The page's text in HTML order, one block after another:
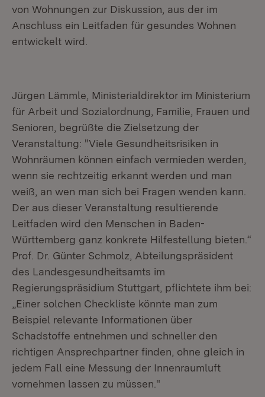
von Wohnungen zur Diskussion, aus der im
Anschluss ein Leitfaden für gesundes Wohnen
entwickelt wird.
Jürgen Lämmle, Ministerialdirektor im Ministerium
für Arbeit und Sozialordnung, Familie, Frauen und
Senioren, begrüßte die Zielsetzung der
Veranstaltung: "Viele Gesundheitsrisiken in
Wohnräumen können einfach vermieden werden,
wenn sie rechtzeitig erkannt werden und man
weiß, an wen man sich bei Fragen wenden kann.
Der aus dieser Veranstaltung resultierende
Leitfaden wird den Menschen in Baden-
Württemberg ganz konkrete Hilfestellung bieten.“
Prof. Dr. Günter Schmolz, Abteilungspräsident
des Landesgesundheitsamts im
Regierungspräsidium Stuttgart, pflichtete ihm bei:
„Einer solchen Checkliste könnte man zum
Beispiel relevante Informationen über
Schadstoffe entnehmen und schneller den
richtigen Ansprechpartner finden, ohne gleich in
jedem Fall eine Messung der Innenraumluft
vornehmen lassen zu müssen."